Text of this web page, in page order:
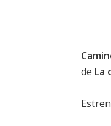
de La